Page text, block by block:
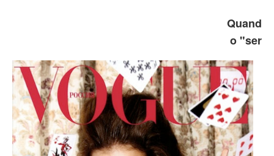
Quand
o "ser